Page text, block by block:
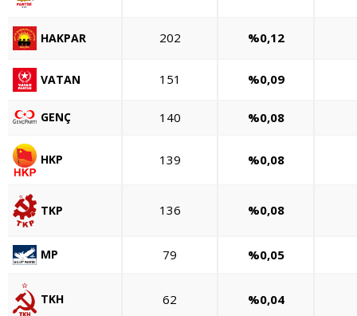
HAKPAR 202 %0,12
VATAN 151 %0,09
GENÇ 140 %0,08
HKP 139 %0,08
TKP 136 %0,08
MP 79 %0,05
TKH 62 %0,04